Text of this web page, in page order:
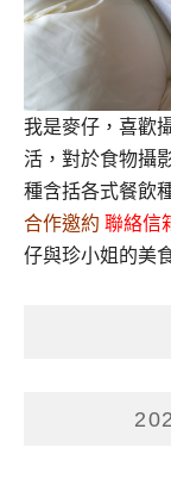
我是麥仔，喜歡
活，對於食物攝
種含括各式餐飲
合作邀約 聯絡信
仔與珍小姐的美